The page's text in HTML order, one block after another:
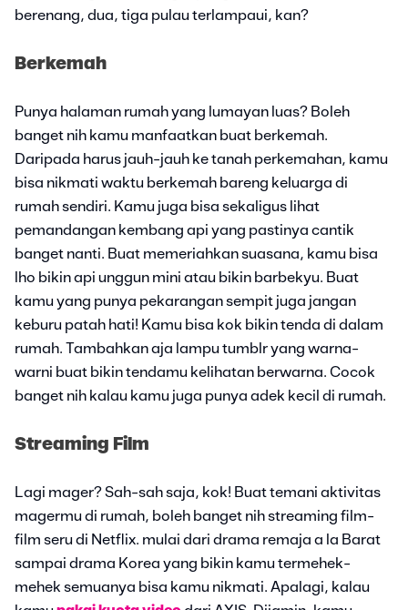
berenang, dua, tiga pulau terlampaui, kan?
Berkemah
Punya halaman rumah yang lumayan luas? Boleh
banget nih kamu manfaatkan buat berkemah.
Daripada harus jauh-jauh ke tanah perkemahan, kamu
bisa nikmati waktu berkemah bareng keluarga di
rumah sendiri. Kamu juga bisa sekaligus lihat
pemandangan kembang api yang pastinya cantik
banget nanti. Buat memeriahkan suasana, kamu bisa
lho bikin api unggun mini atau bikin barbekyu. Buat
kamu yang punya pekarangan sempit juga jangan
keburu patah hati! Kamu bisa kok bikin tenda di dalam
rumah. Tambahkan aja lampu tumblr yang warna-
warni buat bikin tendamu kelihatan berwarna. Cocok
banget nih kalau kamu juga punya adek kecil di rumah.
Streaming Film
Lagi mager? Sah-sah saja, kok! Buat temani aktivitas
magermu di rumah, boleh banget nih streaming film-
film seru di Netflix. mulai dari drama remaja a la Barat
sampai drama Korea yang bikin kamu termehek-
mehek semuanya bisa kamu nikmati. Apalagi, kalau